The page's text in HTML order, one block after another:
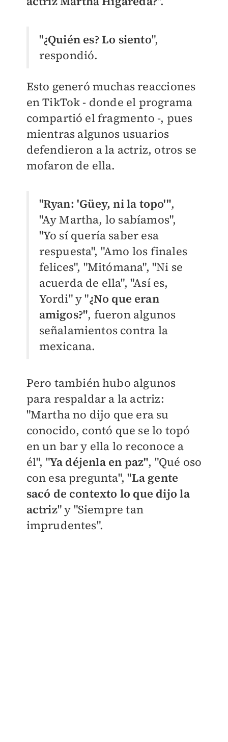
"¿Quién es? Lo siento",
respondió.
Esto generó muchas reacciones
en TikTok - donde el programa
compartió el fragmento -, pues
mientras algunos usuarios
defendieron a la actriz, otros se
mofaron de ella.
"Ryan: 'Güey, ni la topo'",
"Ay Martha, lo sabíamos",
"Yo sí quería saber esa
respuesta", "Amo los finales
felices", "Mitómana", "Ni se
acuerda de ella", "Así es,
Yordi" y "¿No que eran
amigos?", fueron algunos
señalamientos contra la
mexicana.
Pero también hubo algunos
para respaldar a la actriz:
"Martha no dijo que era su
conocido, contó que se lo topó
en un bar y ella lo reconoce a
él", "Ya déjenla en paz", "Qué oso
con esa pregunta", "La gente
sacó de contexto lo que dijo la
actriz" y "Siempre tan
imprudentes".